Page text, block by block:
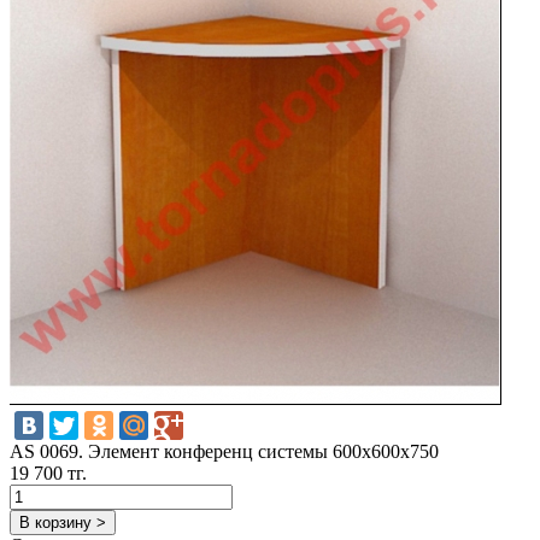
AS 0069. Элемент конференц системы 600х600х750
19 700 тг.
В корзину >